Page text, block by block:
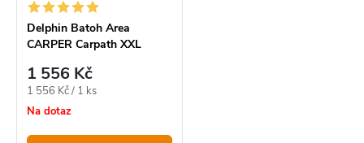
o
d
u
k
t
r
o
d
u
Delphin Batoh Area
CARPER Carpath XXL
1 556 Kč
Měrná
cena:
1 556 Kč / 1 ks
Na dotaz